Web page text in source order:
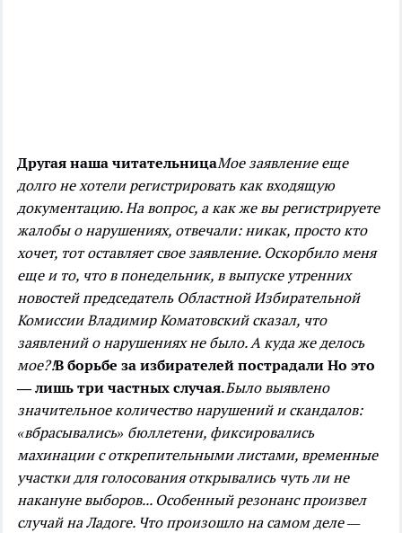
Другая наша читательницаМое заявление еще
долго не хотели регистрировать как входящую
документацию. На вопрос, а как же вы регистрируете
жалобы о нарушениях, отвечали: никак, просто кто
хочет, тот оставляет свое заявление. Оскорбило меня
еще и то, что в понедельник, в выпуске утренних
новостей председатель Областной Избирательной
Комиссии Владимир Коматовский сказал, что
заявлений о нарушениях не было. А куда же делось
мое?!В борьбе за избирателей пострадали Но это
— лишь три частных случая.Было выявлено
значительное количество нарушений и скандалов:
«вбрасывались» бюллетени, фиксировались
махинации с открепительными листами, временные
участки для голосования открывались чуть ли не
накануне выборов... Особенный резонанс произвел
случай на Ладоге. Что произошло на самом деле —